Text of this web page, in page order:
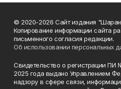
© 2020-2026 Сайт издания
Копирование информации сайта
письменного согласия редакции.
Об использовании персональных
Свидетельство о регистрации ПИ
2025 года выдано Управлением
надзору в сфере связи,